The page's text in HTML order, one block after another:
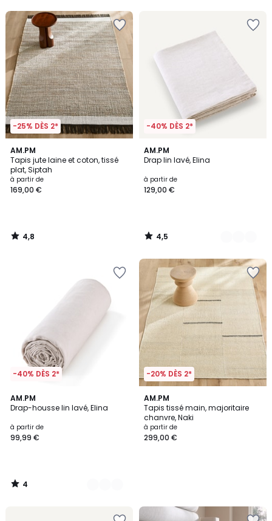
-25% DÈS 2*
AM.PM
Tapis jute laine et coton, tissé
plat, Siptah
à partir de
169,00 €
4,8
/ 5
4,8
/
-40% DÈS 2*
AM.PM
Drap lin lavé, Elina
à partir de
129,00 €
4,5
/ 5
23
Couleurs
4,5
/
-40% DÈS 2*
AM.PM
Drap-housse lin lavé, Elina
à partir de
99,99 €
4
/
23
Couleurs
4
/
-20% DÈS 2*
AM.PM
Tapis tissé main, majoritaire
chanvre, Naki
à partir de
299,00 €